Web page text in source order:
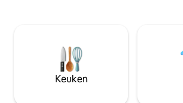
schoonmaakservice biedt. 7 minuten
met de auto naar geweldige restaurants
en bars in San Pancho. 45 minuten rijden
ten noorden van de PVR Airport.
Keuken